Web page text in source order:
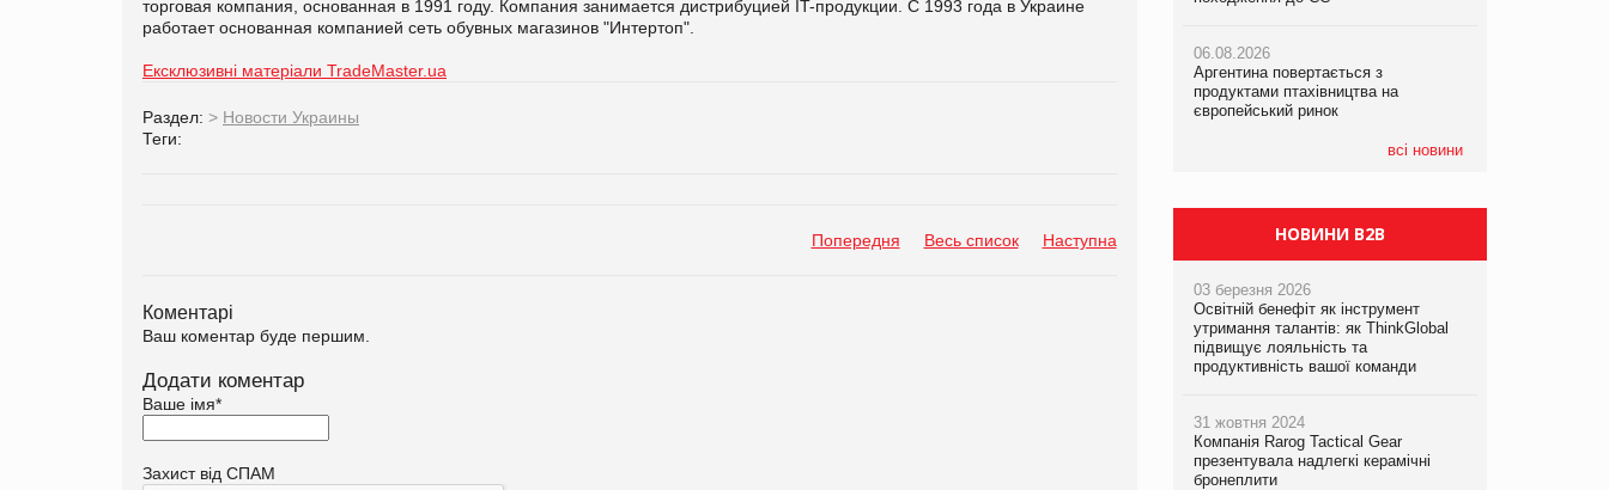
торговая компания, основанная в 1991 году. Компания занимается дистрибуцией IT-продукции. С 1993 года в Украине
работает основанная компанией сеть обувных магазинов "Интертоп".
Ексклюзивні матеріали TradeMaster.ua
Раздел: > Новости Украины
Теги:
Попередня Весь список Наступна
Коментарі
Ваш коментар буде першим.
Додати коментар
Ваше імя*
Захист від СПАМ
06.08.2026
Аргентина повертається з
продуктами птахівництва на
європейський ринок
всі новини
05.08.2026
Смачне поповнення дитячого меню:
у VARUS з’явилися новинки від ТМ
ТОКЕРИ
хлібобулочні вироби на
PrivateLabel&FMCG Master 2026
06.08.2026
Аргентина повертається з
продуктами птахівництва на
європейський ринок
НОВИНИ B2B
03 березня 2026
Освітній бенефіт як інструмент
утримання талантів: як ThinkGlobal
підвищує лояльність та
продуктивність вашої команди
31 жовтня 2024
Компанія Rarog Tactical Gear
презентувала надлегкі керамічні
бронеплити